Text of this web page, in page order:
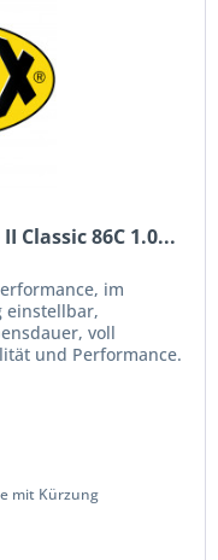
Classic 86C 1.0...
im
einstellbar,
voll
und Performance.
mit Kürzung